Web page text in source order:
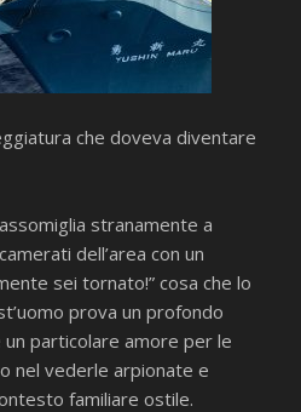
che doveva diventare
stranamente a
dell’area con un
sei tornato!” cosa che lo
prova un profondo
particolare amore per le
nel vederle arpionate e
familiare ostile.